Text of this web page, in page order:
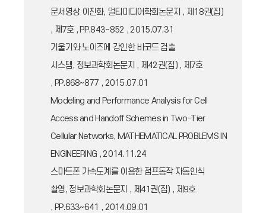
문서영상 이진화, 멀티미디어학회논문지 , 제18권(집)
, 제7호 , PP.843~852 , 2015.07.31
기울기와 노이즈에 강인한 바코드 검출
시스템, 정보과학회논문지 , 제42권(집) , 제7호
, PP.868~877 , 2015.07.01
Modeling and Performance Analysis for Cell
Access and Handoff Schemes in Two-Tier
Cellular Networks, MATHEMATICAL PROBLEMS IN
ENGINEERING , 2014.11.24
스마트폰 가속도계를 이용한 점프동작 자동인식
촬영, 정보과학회논문지 , 제41권(집) , 제9호
, PP.633~641 , 2014.09.01